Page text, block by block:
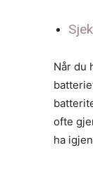
Når du
ofte
ha